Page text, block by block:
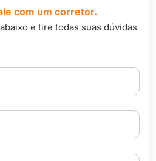
com um corretor.
e tire todas suas dúvidas